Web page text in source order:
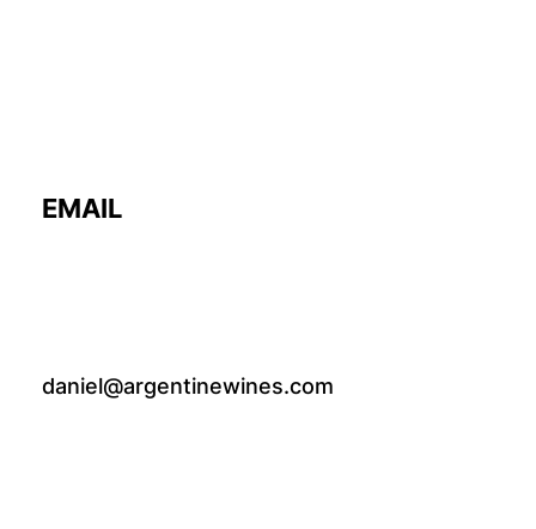
EMAIL
daniel@argentinewines.com